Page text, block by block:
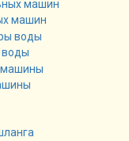
машин
воды